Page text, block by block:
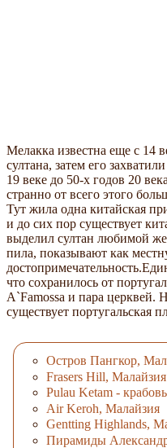
Мелакка известна еще с 14
султана, затем его
19 веке до 50-х годов 20
странно от всего этого
Тут жила одна китайская
и до сих пор существует
выделил султан любимой
пила, показывают как
что сохранилось от
A`Famossa и пара церквей.
существует португальская
Остров Пангкор,
Frasers Hill, Малайзия
Pulau Ketam -
Air Keroh, Малайзия
Gentting Highlands,
Пирамиды